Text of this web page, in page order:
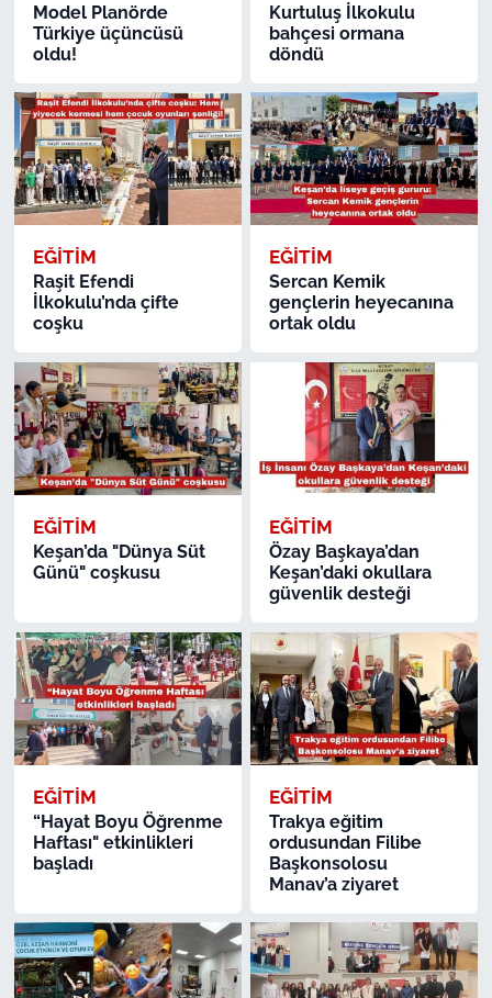
Model Planörde
Türkiye üçüncüsü
oldu!
Kurtuluş İlkokulu
bahçesi ormana
döndü
EĞİTİM
Raşit Efendi
İlkokulu’nda çifte
coşku
EĞİTİM
Sercan Kemik
gençlerin heyecanına
ortak oldu
EĞİTİM
Keşan’da "Dünya Süt
Günü" coşkusu
EĞİTİM
Özay Başkaya’dan
Keşan’daki okullara
güvenlik desteği
EĞİTİM
“Hayat Boyu Öğrenme
Haftası" etkinlikleri
başladı
EĞİTİM
Trakya eğitim
ordusundan Filibe
Başkonsolosu
Manav’a ziyaret